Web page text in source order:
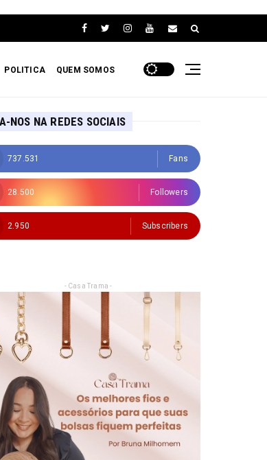
POLITICA QUEM SOMOS
NOS NA REDES SOCIAIS
737.531 Fans
28.500 Followers
2.950 Subscribers
- Casa Trama -